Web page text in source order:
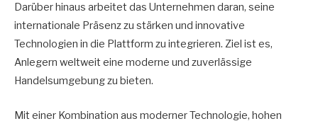
Darüber hinaus arbeitet das Unternehmen daran, seine
internationale Präsenz zu stärken und innovative
Technologien in die Plattform zu integrieren. Ziel ist es,
Anlegern weltweit eine moderne und zuverlässige
Handelsumgebung zu bieten.
Mit einer Kombination aus moderner Technologie, hohen